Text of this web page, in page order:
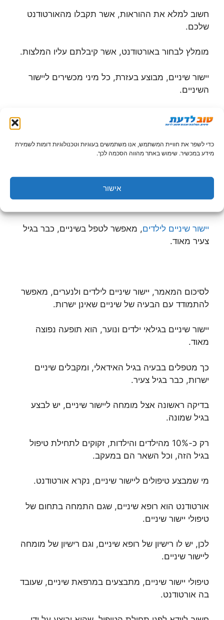
כדי לשפר את חוויית המשתמש, אנו משתמשים בעוגיות וטכנולוגיות דומות לשמירת
מידע במכשיר. שימוש באתר מהווה הסכמה לכך.
אישור
חשוב למלא את ההוראות, אשר תקבלו מהאורטודנט
שלכם.
מומלץ לבחור באורטודנט, אשר קיבלתם עליו המלצות.
יישור שיניים, מבוצע בעזרת, כל מיני מכשירים ליישור
השיניים.
האורטודנט שלכם, ימליץ לכם, על המכשיר שיתאים
ביותר בעבורכם.
יש כמה מכשירים, שמאפשרים לעבור טיפול ליישור
אחד מהמכשירים האלה, הוא לדוגמה: סמכים פנימיים,
יישור שיניים לילדים, מאפשר לטפל בשיניים, כבר בגיל
צעיר מאוד.
לסיכום המאמר, יישור שיניים לילדים ולנערים, מאפשר
להתמודד עם הבעיה של שיניים שאינן ישרות.
יישור שיניים בגילאי ילדים ונוער, הוא תופעה נפוצה
מאוד.
כך מטפלים בבעיה בגיל האידאלי, ומקבלים שיניים
ישרות, כבר בגיל צעיר.
בדיקה ראשונה אצל מומחה ליישור שיניים, יש לבצע
בגיל שמונה.
רק כ-10% מהילדים והילדות, זקוקים לתחילת טיפול
בגיל הזה, וכל השאר הם במעקב.
מי שמבצע טיפולים ליישור שיניים, נקרא אורטודנט.
אורטודנט הוא רופא שיניים, שגם התמחה בתחום של
טיפולי יישור שיניים.
לכן, יש לו רישיון של רופא שיניים, וגם רישיון של מומחה
ליישור שיניים.
טיפולי יישור שיניים, מתבצעים במרפאת שיניים, שעובד
בה אורטודנט.